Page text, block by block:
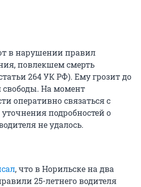
в нарушении правил
повлекшем смерть
264 УК РФ). Ему грозит до
На момент
оперативно связаться с
подробностей о
не удалось.
, что в Норильске на два
25-летнего водителя